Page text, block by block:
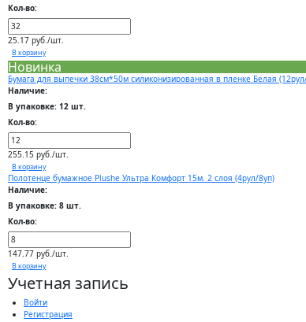
Кол-во:
25.17 руб./шт.
В корзину
Новинка
Бумага для выпечки 38см*50м силиконизированная в пленке Белая
Наличие:
В упаковке: 12 шт.
Кол-во:
255.15 руб./шт.
В корзину
Полотенце бумажное Plushe Ультра Комфорт 15м. 2 слоя (4рул/8уп)
Наличие:
В упаковке: 8 шт.
Кол-во:
147.77 руб./шт.
В корзину
Учетная запись
Войти
Регистрация